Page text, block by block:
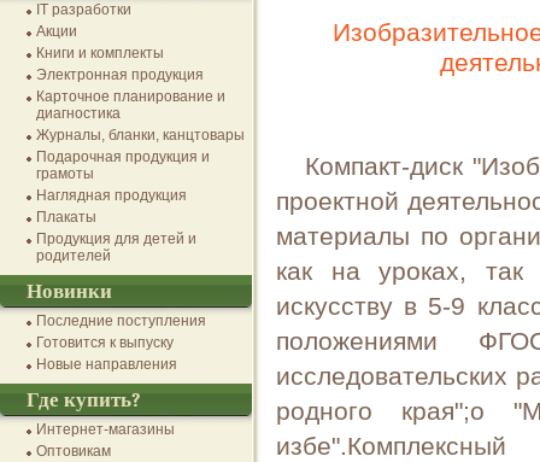
Компакт-диск
проектной
материалы по
как на уроках, так
искусству в 5-9
положениями
исследовательских
родного края";o
IT разработки
Акции
Книги и комплекты
Электронная продукция
Карточное планирование и
диагностика
Журналы, бланки, канцтовары
Подарочная продукция и
грамоты
Наглядная продукция
Плакаты
Продукция для детей и
родителей
Новинки
Последние поступления
Готовится к выпуску
Новые направления
Где купить?
Интернет-магазины
Оптовикам